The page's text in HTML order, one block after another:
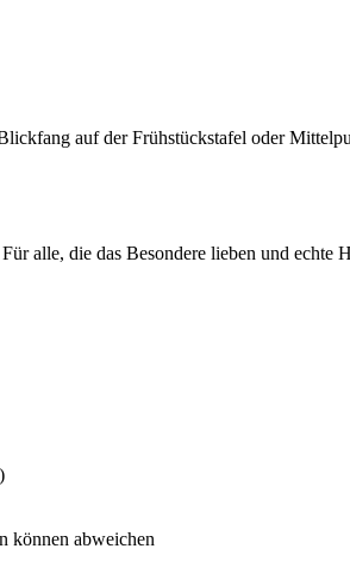
auf der Frühstückstafel oder
alle, die das Besondere lieben und echte
können abweichen